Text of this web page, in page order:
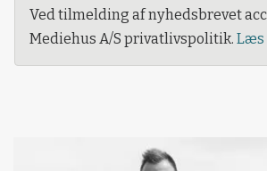
Ved tilmelding af nyhedsbrevet
Mediehus A/S privatlivspolitik. Læs